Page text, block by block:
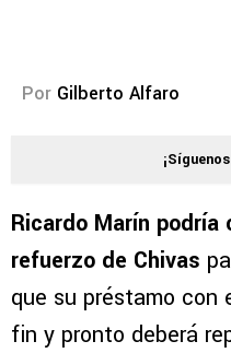
Por Gilberto Alfaro
Ricardo Marín
refuerzo de Chivas
que su préstamo con
fin y pronto deberá